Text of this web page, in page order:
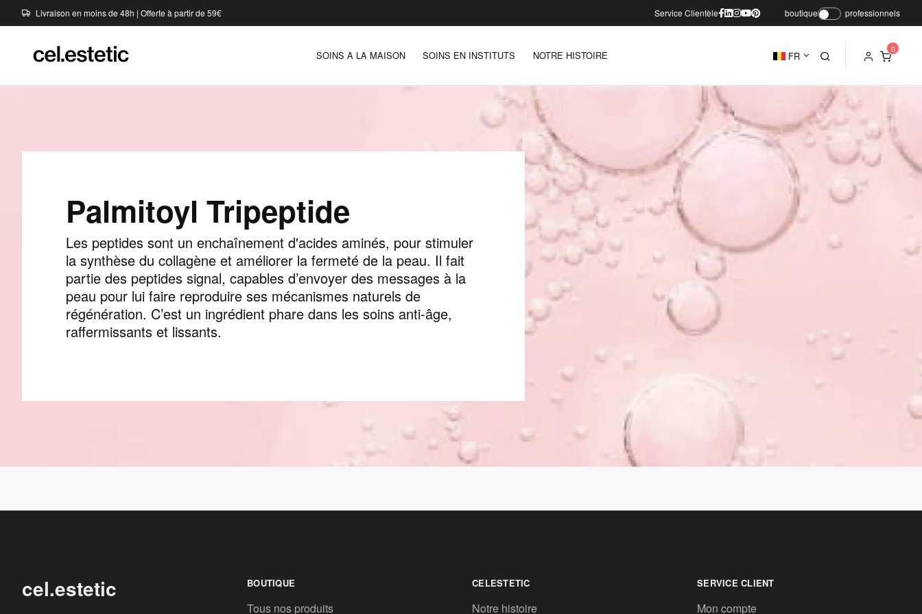
Livraison en moins de 48h | Offerte à partir de 59€ Service Clientèle boutique professionnels
SOINS A LA MAISON SOINS EN INSTITUTS NOTRE HISTOIRE FR
Palmitoyl Tripeptide
Les peptides sont un enchaînement d'acides aminés, pour stimuler
la synthèse du collagène et améliorer la fermeté de la peau. Il fait
partie des peptides signal, capables d’envoyer des messages à la
peau pour lui faire reproduire ses mécanismes naturels de
régénération. C’est un ingrédient phare dans les soins anti-âge,
raffermissants et lissants.
cel.estetic BOUTIQUE
Tous nos produits
CELESTETIC
Notre histoire
SERVICE CLIENT
Mon compte